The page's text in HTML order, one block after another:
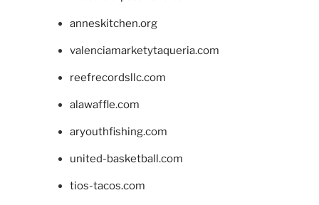
anneskitchen.org
valenciamarketytaqueria.com
reefrecordsllc.com
alawaffle.com
aryouthfishing.com
united-basketball.com
tios-tacos.com